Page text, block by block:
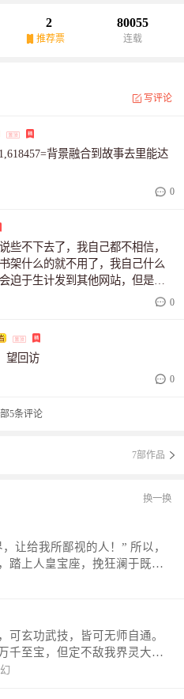
2
推荐票
80055
连载
写评论
背景融合到故事去里能达
0
些不下去了，我自己都不相信，
架什么的就不用了，我自己什么
迫于生计发到其他网站，但是这
是要找回忆的么？我不写了，这 0
望回访
0
5条评论
7部作品
换一换
给我所鄙视的人！” 所以，
踏上人皇宝座，挽狂澜于既
就了一段无上的传说！ 微信
：http://weibo.com/u/25284575
阅群】 欢迎大家关注。
可玄功武技，皆可无师自通。
千至宝，但定不敌我界灵大